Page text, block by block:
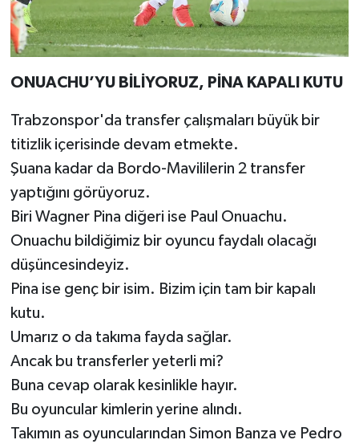
ONUACHU’YU BİLİYORUZ, PİNA KAPALI KUTU
Trabzonspor'da transfer çalışmaları büyük bir
titizlik içerisinde devam etmekte.
Şuana kadar da Bordo-Mavililerin 2 transfer
yaptığını görüyoruz.
Biri Wagner Pina diğeri ise Paul Onuachu.
Onuachu bildiğimiz bir oyuncu faydalı olacağı
düşüncesindeyiz.
Pina ise genç bir isim. Bizim için tam bir kapalı
kutu.
Umarız o da takıma fayda sağlar.
Ancak bu transferler yeterli mi?
Buna cevap olarak kesinlikle hayır.
Bu oyuncular kimlerin yerine alındı.
Takımın as oyuncularından Simon Banza ve Pedro